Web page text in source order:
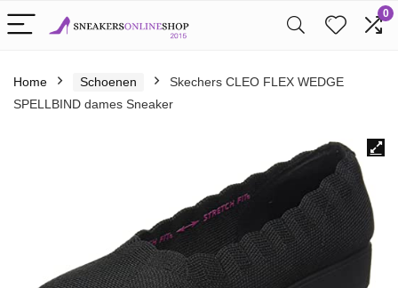
0
Home Schoenen
Skechers CLEO FLEX WEDGE
SPELLBIND dames Sneaker